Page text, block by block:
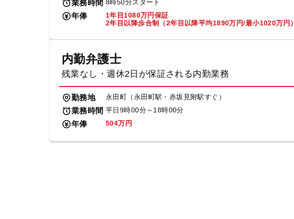
業務時間 8時50分スタート
年俸
1年目1080万円保証
2年目以降歩合制（2年目以降平均1890万円/最小1020万円）
内勤弁護士
残業なし・週休2日が保証される内勤業務
勤務地 永田町（永田町駅・赤坂見附駅すぐ）
業務時間 平日9時00分～18時00分
年俸 504万円